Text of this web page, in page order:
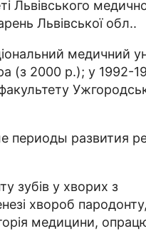
Львівського
Львівської обл..
медичний
(з 2000 р.); у 1992-
периоды развития
зубів у хворих з
хвороб
медицини,